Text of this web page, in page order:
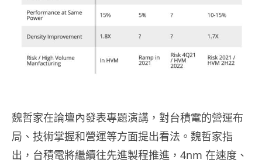
魏哲家在論壇內發表專題演講，對台積電的營運布
局、技術掌握和營運等方面提出看法。魏哲家指
出，台積電將繼續往先進製程推進，4nm 在速度、